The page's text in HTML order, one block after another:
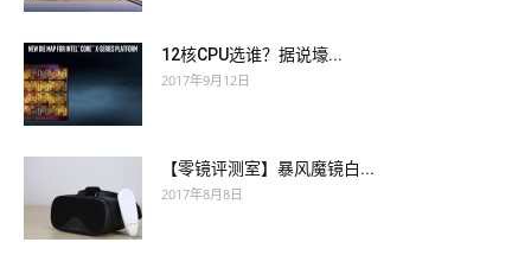
12核CPU选谁？据说壕...
2017年9月12日
【零镜评测室】暴风魔镜白...
2017年8月8日